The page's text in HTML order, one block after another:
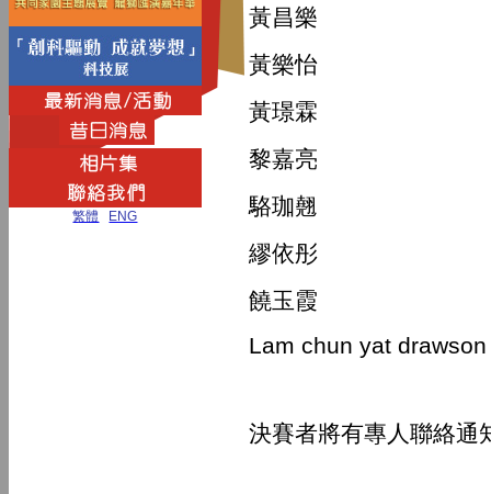
繁體 ENG
黃昌樂
黃樂怡
黃璟霖
黎嘉亮
駱珈翹
繆依彤
饒玉霞
Lam chun yat drawson
決賽者將有專人聯絡通